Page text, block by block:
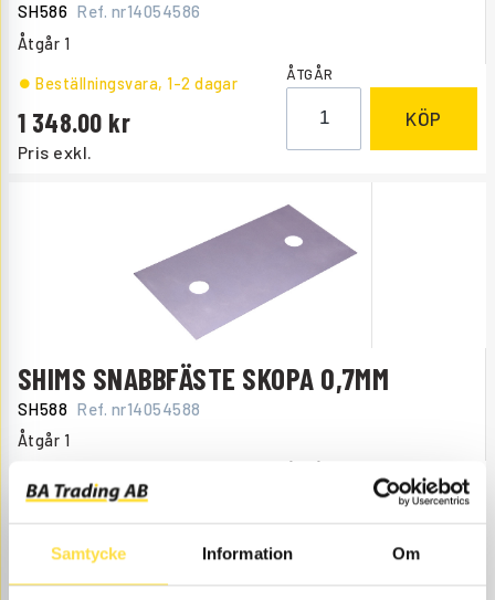
Samtycke Information Om
SH586 Ref. nr14054586
Åtgår 1
Pris exkl.
1 348.00
Beställningsvara, 1-2 dagar ÅTGÅR
KÖP
SHIMS SNABBFÄSTE SKOPA 0,7MM
SH588 Ref. nr14054588
Åtgår 1
Pris exkl.
199.00
Webblager
KÖP